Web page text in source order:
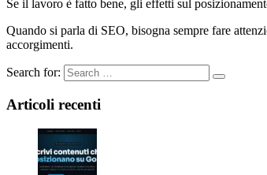
Se il lavoro è fatto bene, gli effetti sul
Quando si parla di SEO, bisogna sempre fare
accorgimenti.
Search for:
Articoli recenti